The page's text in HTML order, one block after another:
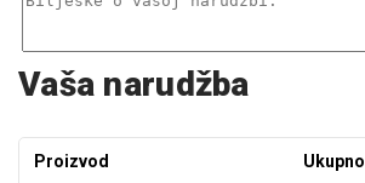
Vaša narudžba
Proizvod Ukupno